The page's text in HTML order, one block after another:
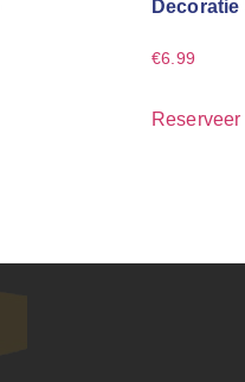
Decoratie
€6.99
Reserveer